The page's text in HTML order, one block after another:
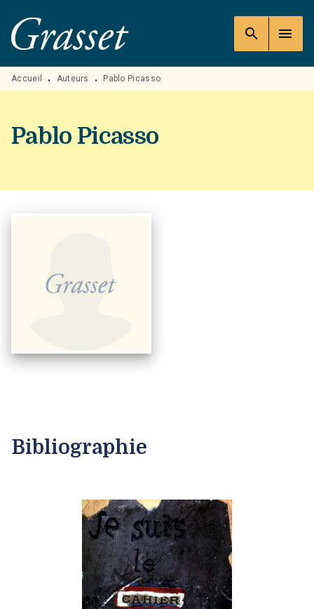
MENU RECHERCHE
PIED DE PAGE
search menu
Accueil • Auteurs • Pablo Picasso
Pablo Picasso
Bibliographie